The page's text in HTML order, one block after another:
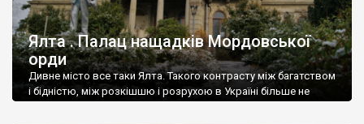
Ялта . Палац нащадків Мордовської
орди
Дивне місто все таки Ялта. Такого контрасту між багатством
і бідністю, між розкішшю і розрухою в Україні більше не